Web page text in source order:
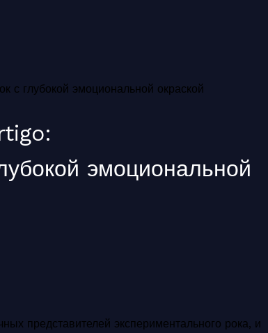
с глубокой эмоциональной окраской
эмоциональной
представителей экспериментального рока, и